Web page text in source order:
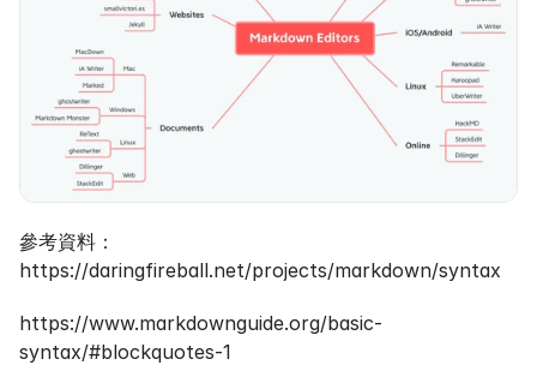
參考資料：
https://daringfireball.net/projects/markdown/syntax
https://www.markdownguide.org/basic-
syntax/#blockquotes-1